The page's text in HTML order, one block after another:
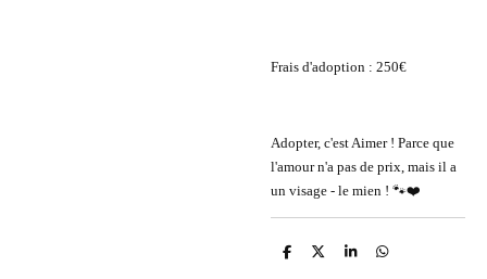
Frais d'adoption : 250€
Adopter, c'est Aimer ! Parce que
l'amour n'a pas de prix, mais il a
un visage - le mien ! 🐾❤️
P
P
P
P